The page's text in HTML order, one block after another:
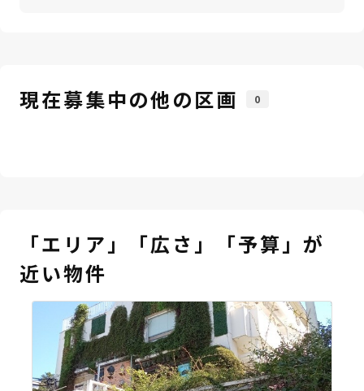
現在募集中の他の区画 0
「エリア」「広さ」「予算」が
近い物件